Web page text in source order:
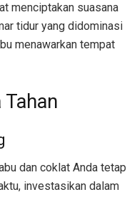
menciptakan suasana
tidur yang didominasi
menawarkan tempat
Tahan
dan coklat Anda tetap
investasikan dalam